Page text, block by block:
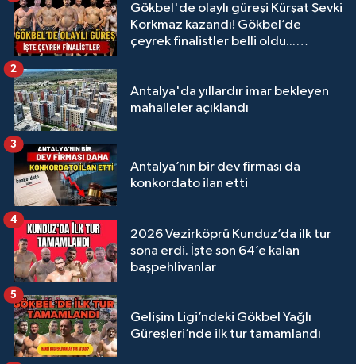
Gökbel'de olaylı güreşi Kürşat Şevki
Korkmaz kazandı! Gökbel’de
çeyrek finalistler belli oldu...
Antalya'da yıllardır imar bekleyen
mahalleler açıklandı
2
Antalya’nın bir dev firması da
konkordato ilan etti
3
2026 Vezirköprü Kunduz’da ilk tur
sona erdi. İşte son 64’e kalan
başpehlivanlar
4
Gelişim Ligi’ndeki Gökbel Yağlı
Güreşleri’nde ilk tur tamamlandı
5